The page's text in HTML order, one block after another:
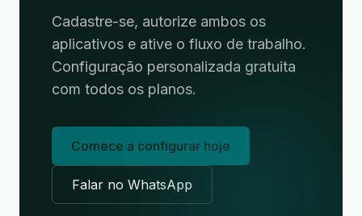
Cadastre-se, autorize ambos os
aplicativos e ative o fluxo de trabalho.
Configuração personalizada gratuita
com todos os planos.
Comece a configurar hoje
Falar no WhatsApp